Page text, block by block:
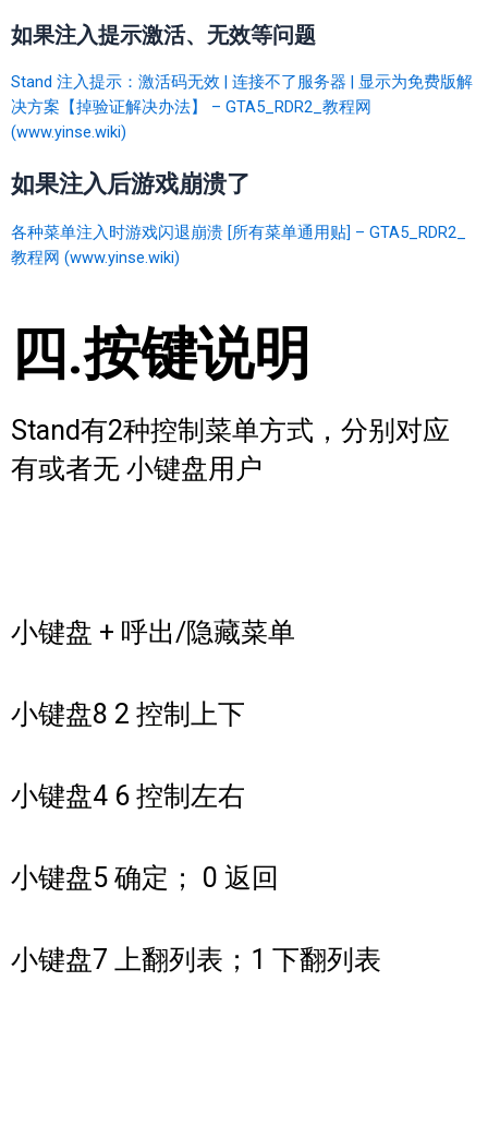
如果注入提示激活、无效等问题
Stand 注入提示：激活码无效 | 连接不了服务器 | 显示为免费版解
决方案【掉验证解决办法】 – GTA5_RDR2_教程网
(www.yinse.wiki)
如果注入后游戏崩溃了
各种菜单注入时游戏闪退崩溃 [所有菜单通用贴] – GTA5_RDR2_
教程网 (www.yinse.wiki)
四.按键说明
Stand有2种控制菜单方式，分别对应
有或者无 小键盘用户
小键盘 + 呼出/隐藏菜单
小键盘8 2 控制上下
小键盘4 6 控制左右
小键盘5 确定； 0 返回
小键盘7 上翻列表；1 下翻列表